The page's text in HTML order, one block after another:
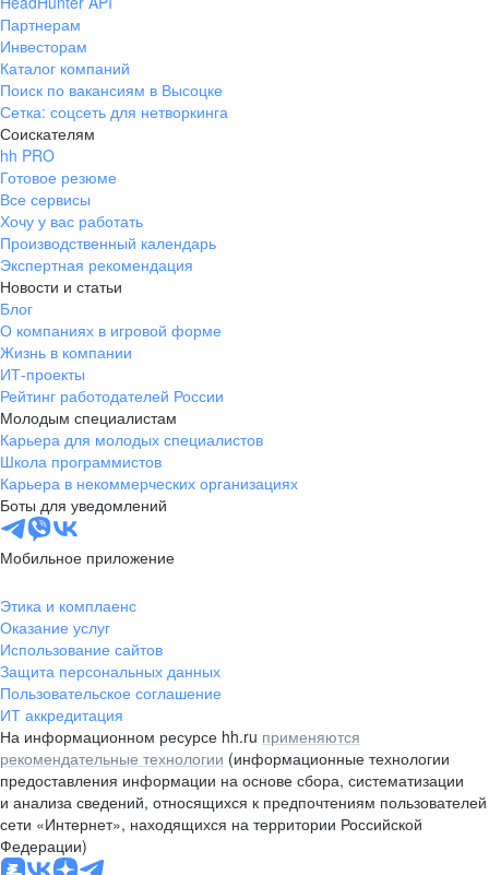
Партнерам
Инвесторам
Каталог компаний
Поиск по вакансиям в Высоцке
Сетка: соцсеть для нетворкинга
Соискателям
hh PRO
Готовое резюме
Все сервисы
Хочу у вас работать
Производственный календарь
Экспертная рекомендация
Новости и статьи
Блог
О компаниях в игровой форме
Жизнь в компании
ИТ-проекты
Рейтинг работодателей России
Молодым специалистам
Карьера для молодых специалистов
Школа программистов
Карьера в некоммерческих организациях
Боты для уведомлений
Мобильное приложение
Этика и комплаенс
Оказание услуг
Использование сайтов
Защита персональных данных
Пользовательское соглашение
ИТ аккредитация
На информационном ресурсе hh.ru применяются
рекомендательные технологии (информационные технологии
предоставления информации на основе сбора, систематизации
и анализа сведений, относящихся к предпочтениям пользователей
сети «Интернет», находящихся на территории Российской
Федерации)